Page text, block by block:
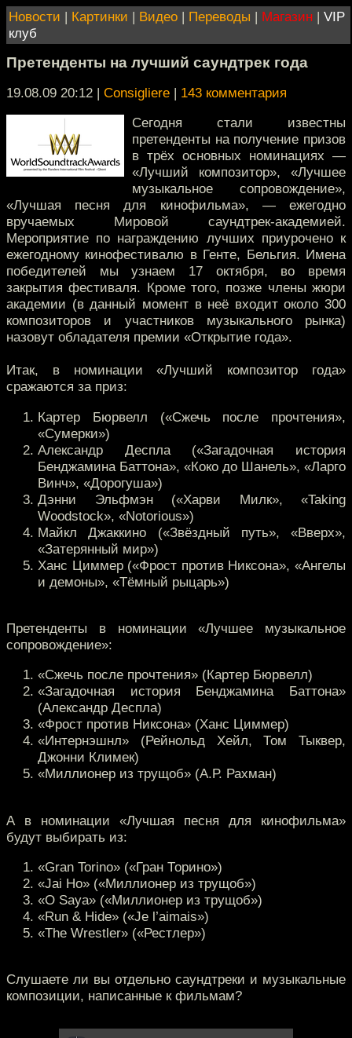
Новости | Картинки | Видео | Переводы | Магазин | VIP
клуб
Претенденты на лучший саундтрек года
19.08.09 20:12 | Consigliere | 143 комментария
Сегодня стали известны
претенденты на получение призов
в трёх основных номинациях —
«Лучший композитор», «Лучшее
музыкальное сопровождение»,
«Лучшая песня для кинофильма», — ежегодно
вручаемых Мировой саундтрек-академией.
Мероприятие по награждению лучших приурочено к
ежегодному кинофестивалю в Генте, Бельгия. Имена
победителей мы узнаем 17 октября, во время
закрытия фестиваля. Кроме того, позже члены жюри
академии (в данный момент в неё входит около 300
композиторов и участников музыкального рынка)
назовут обладателя премии «Открытие года».
Итак, в номинации «Лучший композитор года»
сражаются за приз:
Картер Бюрвелл («Сжечь после прочтения»,
«Сумерки»)
Александр Деспла («Загадочная история
Бенджамина Баттона», «Коко до Шанель», «Ларго
Винч», «Дорогуша»)
Дэнни Эльфмэн («Харви Милк», «Taking
Woodstock», «Notorious»)
Майкл Джаккино («Звёздный путь», «Вверх»,
«Затерянный мир»)
Ханс Циммер («Фрост против Никсона», «Ангелы
и демоны», «Тёмный рыцарь»)
Претенденты в номинации «Лучшее музыкальное
сопровождение»:
«Сжечь после прочтения» (Картер Бюрвелл)
«Загадочная история Бенджамина Баттона»
(Александр Деспла)
«Фрост против Никсона» (Ханс Циммер)
«Интернэшнл» (Рейнольд Хейл, Том Тыквер,
Джонни Климек)
«Миллионер из трущоб» (А.Р. Рахман)
А в номинации «Лучшая песня для кинофильма»
будут выбирать из:
«Gran Torino» («Гран Торино»)
«Jai Ho» («Миллионер из трущоб»)
«O Saya» («Миллионер из трущоб»)
«Run & Hide» («Je l’aimais»)
«The Wrestler» («Рестлер»)
Слушаете ли вы отдельно саундтреки и музыкальные
композиции, написанные к фильмам?